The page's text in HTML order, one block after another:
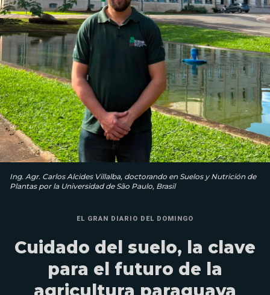
Ing. Agr. Carlos Alcides Villalba, doctorando en Suelos y Nutrición de
Plantas por la Universidad de São Paulo, Brasil
EL GRAN DIARIO DEL DOMINGO
Cuidado del suelo, la clave
para el futuro de la
agricultura paraguaya